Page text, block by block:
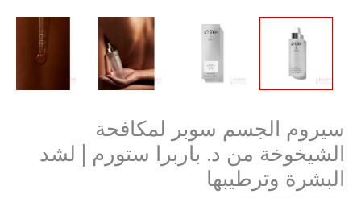
سيروم الجسم سوبر لمكافحة
الشيخوخة من د. باربرا ستورم | لشد
البشرة وترطيبها